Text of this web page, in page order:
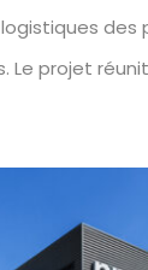
des
Le projet réunit